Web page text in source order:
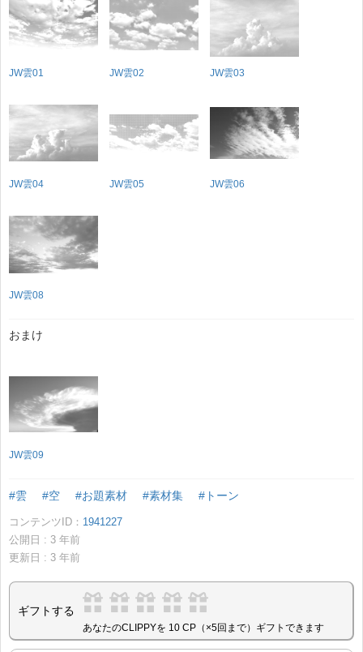
JW雲01 JW雲02 JW雲03
JW雲04 JW雲05 JW雲06
JW雲08
おまけ
JW雲09
#雲 #空 #お題素材 #素材集 #トーン
コンテンツID： 1941227
公開日 : 3 年前
更新日 : 3 年前
ギフトする
あなたのCLIPPYを 10 CP（×5回まで）ギフトできます